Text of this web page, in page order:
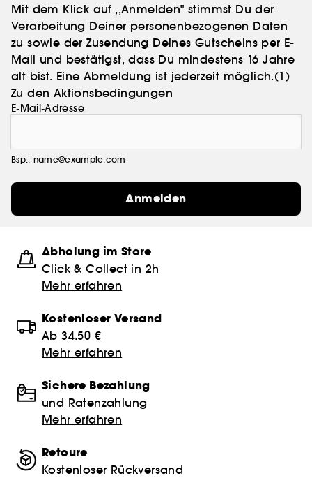
Mit dem Klick auf ,,Anmelden" stimmst Du der
Verarbeitung Deiner personenbezogenen Daten
zu sowie der Zusendung Deines Gutscheins per E-
Mail und bestätigst, dass Du mindestens 16 Jahre
alt bist. Eine Abmeldung ist jederzeit möglich.(1)
Zu den Aktionsbedingungen
E-Mail-Adresse
Bsp.: name@example.com
Anmelden
Abholung im Store
Click & Collect in 2h
Mehr erfahren
Kostenloser Versand
Ab 34.50 €
Mehr erfahren
Sichere Bezahlung
und Ratenzahlung
Mehr erfahren
Retoure
Kostenloser Rückversand